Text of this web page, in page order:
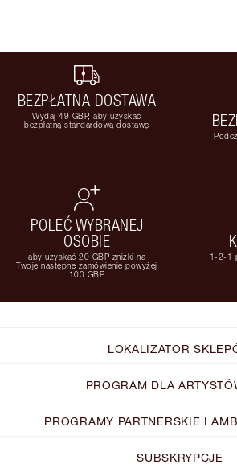
BEZPŁATNA DOSTAWA
Wydaj 49 GBP, aby uzyskać
bezpłatną standardową dostawę
POLEĆ WYBRANEJ
OSOBIE
aby uzyskać 20 GBP zniżki na
Twoje następne zamówienie powyżej
100 GBP
1-2-1
LOKALIZATOR
PROGRAM DLA
PROGRAMY PARTNERSKIE I
SUBSKRYPCJE